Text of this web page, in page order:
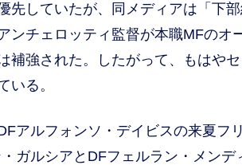
先していたが、同メディアは「下
ンチェロッティ監督が本職MFのオ
補強された。したがって、もはや
いる。
アルフォンソ・デイビスの来夏フ
ガルシアとDFフェルラン・メン